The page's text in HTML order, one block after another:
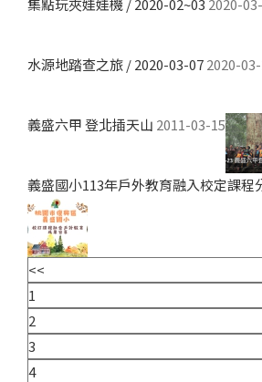
水源地踏查之旅 / 2020-03-072020-
義盛六甲 登北插天山 2011-03-15
義盛國小113年戶外教育融入校定課程
<<
1
2
3
4